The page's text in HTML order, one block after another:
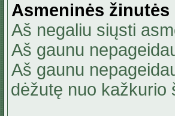
Asmeninės žinutės
Aš negaliu siųsti
Aš gaunu
Aš gaunu
dėžutę nuo kažkurio